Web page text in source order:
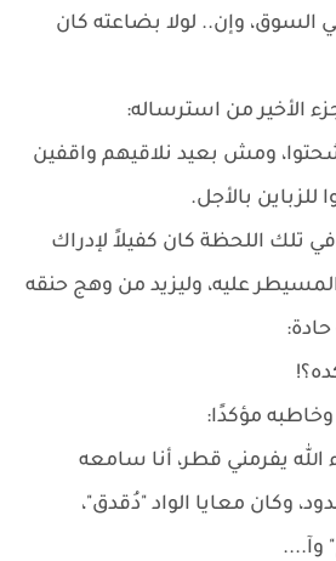
وإن.. لولا بضاعته كان
الأخير من استرساله:
ومش بعيد نلاقيهم واقفين
بالأجل.
تلك اللحظة كان كفيلاً لإدراك
عليه، وليزيد من وهج حنقه
وخاطبه مؤكدًا:
الله يفرمني قطر، أنا سامعه
وكان معايا الواد "دُقدق"،
وآ....